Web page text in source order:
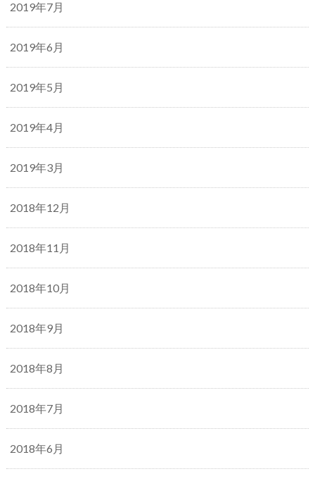
2019年7月
2019年6月
2019年5月
2019年4月
2019年3月
2018年12月
2018年11月
2018年10月
2018年9月
2018年8月
2018年7月
2018年6月